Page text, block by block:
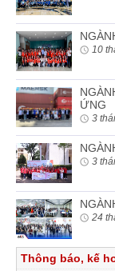
10
ỨNG
3
3
24
Thông báo, kế